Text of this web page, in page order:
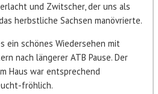
und Zwitscher, der uns als
herbstliche Sachsen manövrierte.
ein schönes Wiedersehen mit
nach längerer ATB Pause. Der
Haus war entsprechend
fröhlich.